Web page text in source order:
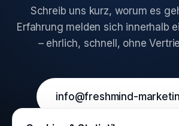
Schreib uns kurz, worum es
Erfahrung melden sich innerhalb
– ehrlich, schnell, ohne
info@freshmind-